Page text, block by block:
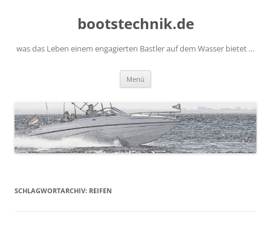
bootstechnik.de
was das Leben einem engagierten Bastler auf dem Wasser bietet …
Menü
SCHLAGWORTARCHIV: REIFEN